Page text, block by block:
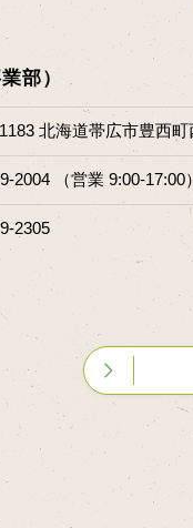
部）
北海道帯広市豊西町
2004 （営業 9:00-17:00）
2305